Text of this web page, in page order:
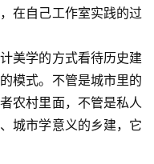
在自己工作室实践的过
美学的方式看待历史建
模式。不管是城市里的
农村里面，不管是私人
城市学意义的乡建，它